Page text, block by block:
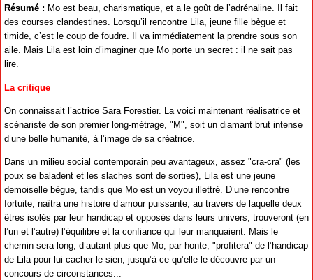
Résumé : Mo est beau, charismatique, et a le goût de l’adrénaline. Il fait
des courses clandestines. Lorsqu’il rencontre Lila, jeune fille bègue et
timide, c’est le coup de foudre. Il va immédiatement la prendre sous son
aile. Mais Lila est loin d’imaginer que Mo porte un secret : il ne sait pas
lire.
La critique
On connaissait l’actrice Sara Forestier. La voici maintenant réalisatrice et
scénariste de son premier long-métrage, "M", soit un diamant brut intense
d’une belle humanité, à l’image de sa créatrice.
Dans un milieu social contemporain peu avantageux, assez "cra-cra" (les
poux se baladent et les slaches sont de sorties), Lila est une jeune
demoiselle bègue, tandis que Mo est un voyou illettré. D’une rencontre
fortuite, naîtra une histoire d’amour puissante, au travers de laquelle deux
êtres isolés par leur handicap et opposés dans leurs univers, trouveront (en
l’un et l’autre) l’équilibre et la confiance qui leur manquaient. Mais le
chemin sera long, d’autant plus que Mo, par honte, "profitera" de l’handicap
de Lila pour lui cacher le sien, jusqu’à ce qu’elle le découvre par un
concours de circonstances...